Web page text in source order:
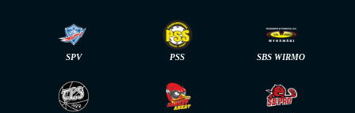
SPV PSS SBS WIRMO